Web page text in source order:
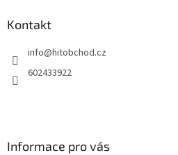
Kontakt
info@hitobchod.cz
602433922
Informace pro vás